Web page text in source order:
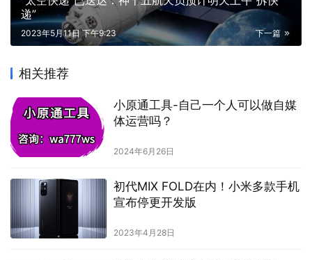
递”
下一篇
2023年5月11日 下午9:23
相关推荐
小原通工具-自己一个人可以做自媒
体运营吗？
2024年6月26日
初代MIX FOLD在内！小米多款手机
宣布停更开发版
2023年4月28日